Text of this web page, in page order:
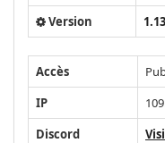
Version
1.13
Accès
IP
Discord